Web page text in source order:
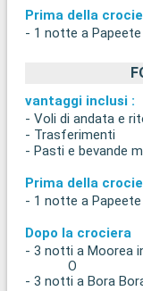
Prima della
- 1 notte a
vantaggi inclusi :
- Voli di andata e
- Trasferimenti
- Pasti e bevande
Prima della
- 1 notte a
Dopo la crociera
- 3 notti a Moorea
O
- 3 notti a Bora